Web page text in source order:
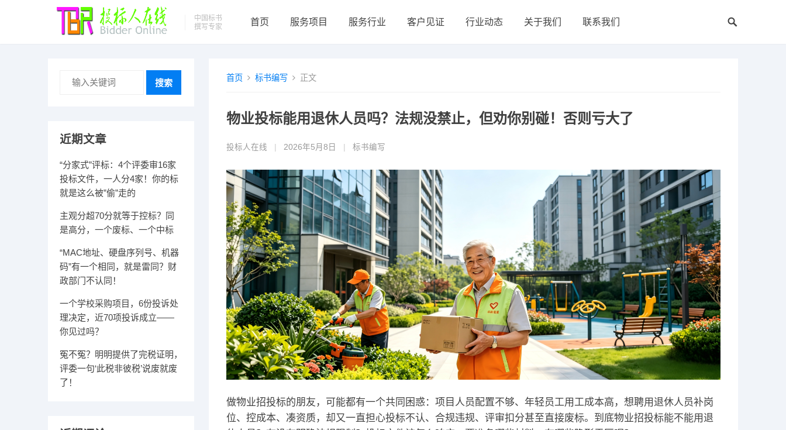
中国标书
撰写专家
首页 服务项目 服务行业 客户见证 行业动态 关于我们 联系我们
首页 标书编写 正文
物业投标能用退休人员吗？法规没禁止，但劝你别碰！否则亏大了
投标人在线 2026年5月8日 标书编写
做物业招投标的朋友，可能都有一个共同困惑：项目人员配置不够、年轻员工用工成本高，想聘用退休人员补岗
位、控成本、凑资质，却又一直担心投标不认、合规违规、评审扣分甚至直接废标。到底物业招投标能不能用退
搜索
近期文章
“分家式”评标：4个评委审16家
投标文件，一人分4家！你的标
就是这么被”偷”走的
主观分超70分就等于控标？同
是高分，一个废标、一个中标
“MAC地址、硬盘序列号、机器
码”有一个相同，就是雷同？财
政部门不认同！
一个学校采购项目，6份投诉处
理决定，近70项投诉成立——
你见过吗？
冤不冤？明明提供了完税证明，
评委一句‘此税非彼税’说废就废
了！